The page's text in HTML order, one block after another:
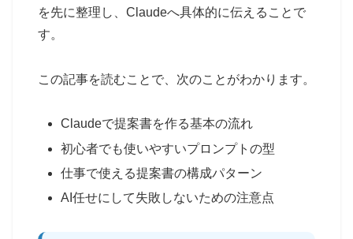
を先に整理し、Claudeへ具体的に伝えることで
す。
この記事を読むことで、次のことがわかります。
Claudeで提案書を作る基本の流れ
初心者でも使いやすいプロンプトの型
仕事で使える提案書の構成パターン
AI任せにして失敗しないための注意点